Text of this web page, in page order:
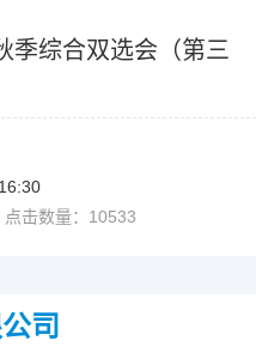
季综合双选会（第三
击数量：10533
司